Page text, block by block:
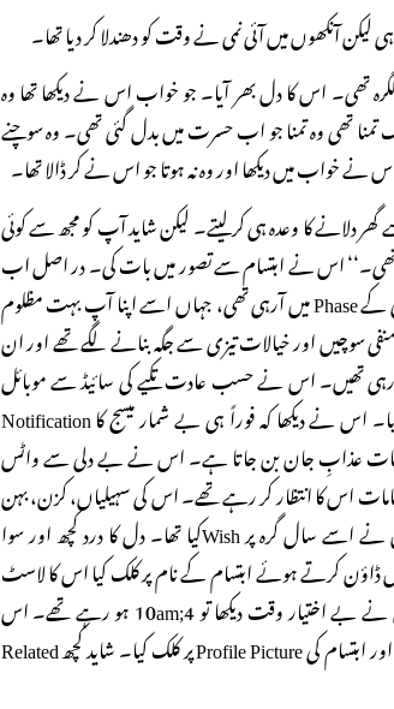
آنکھوں میں آئی نمی نے وقت کو دھندلا کر دیا تھا۔
تھی۔ اس کا دل بھر آیا۔ جو خواب اس نے دیکھا تھا وہ
تھی وہ تمنا جو اب حسرت میں بدل گئی تھی۔ وہ سوچنے
نے خواب میں دیکھا اور وہ نہ ہوتا جو اس نے کر ڈالا تھا۔
گھر دلانے کا وعدہ ہی کرلیتے۔ لیکن شاید آپ کو مجھ سے کوئی
تھی۔‘‘ اس نے ابتسام سے تصور میں بات کی۔ در اصل اب
وہ دھیرے دھیرے خود ترسی کے Phase میں آرہی تھی، جہاں اسے اپنا آپ بہت مظلوم
سوچیں اور خیالات تیزی سے جگہ بنانے لگے تھے اور ان
رہی تھیں۔ اس نے حسب عادت تکیے کی سائیڈ سے موبائل
فون نکالا اور انٹرنیٹ آن کیا۔ اس نے دیکھا کہ فوراً ہی بے شمار میسج کا Notification
عذابِ جان بن جاتا ہے۔ اس نے بے دلی سے واٹس
اس کا انتظار کر رہے تھے۔ اس کی سہیلیاں، کزن، بہن
بھائی اور قریبی رشتہ داروں نے اسے سال گرہ پر Wishکیا تھا۔ دل کا درد کچھ اور سوا
کرتے ہوئے ابتسام کے نام پر کلک کیا اس کا لاسٹ
سین 4;00amآرہا تھا۔ اس نے بے اختیار وقت دیکھا تو 4;10am ہو رہے تھے۔ اس
نے ایک گہری سانس بھری اور ابتسام کی Profile Picture پر کلک کیا۔ شاید کچھ Related